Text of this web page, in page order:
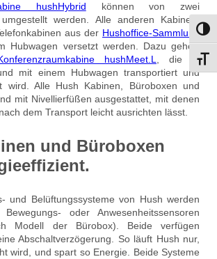
hushHybrid können von zwei
werden. Alle anderen Kabinen,
aus der Hushoffice-Sammlung
Hubwagen versetzt werden. Dazu gehört
hushMeet.L, die in
mit einem Hubwagen transportiert und
wird. Alle Hush Kabinen, Büroboxen und
mit Nivellierfüßen ausgestattet, mit denen
dem Transport leicht ausrichten lässt.
und Büroboxen
und Belüftungssysteme von Hush werden
oder Anwesenheitssensoren
Modell der Bürobox). Beide verfügen
Abschaltverzögerung. So läuft Hush nur,
wird, und spart so Energie. Beide Systeme